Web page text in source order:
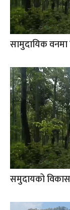
सामुदायिक वनमा
समुदायको